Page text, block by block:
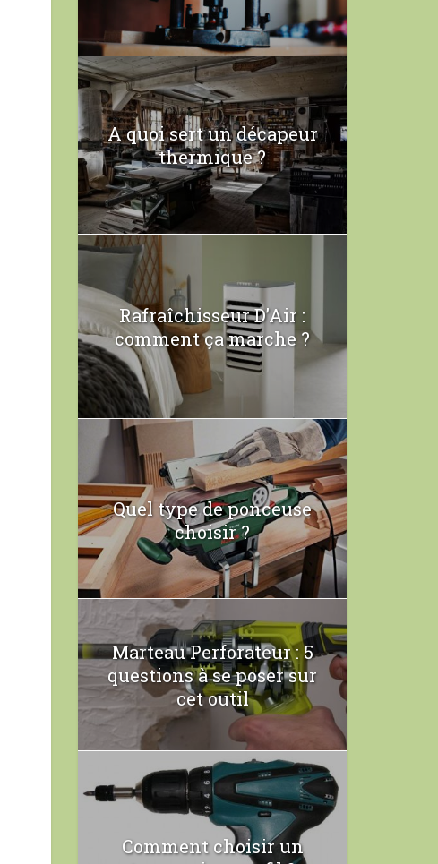
A quoi sert un décapeur
thermique ?
Rafraîchisseur D’Air :
comment ça marche ?
Quel type de ponceuse
choisir ?
Marteau Perforateur : 5
questions à se poser sur
cet outil
Comment choisir un